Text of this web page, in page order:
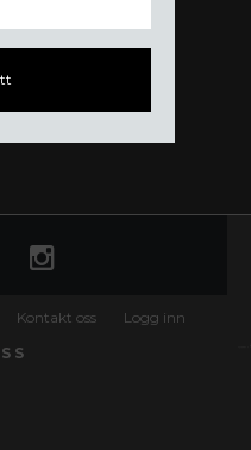
Kontakt oss
Logg inn